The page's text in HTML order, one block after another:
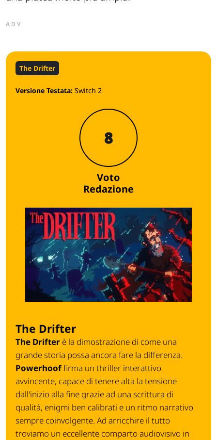
ADV
The Drifter
Versione Testata: Switch 2
8
Voto
Redazione
The Drifter
The Drifter è la dimostrazione di come una
grande storia possa ancora fare la differenza.
Powerhooffirma un thriller interattivo
avvincente, capace di tenere alta la tensione
dall'inizio alla fine grazie ad una scrittura di
qualità, enigmi ben calibrati e un ritmo narrativo
sempre coinvolgente. Ad arricchire il tutto
troviamo un eccellente comparto audiovisivo in